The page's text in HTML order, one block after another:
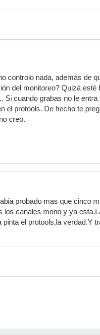
controlo nada, además de
del monitoreo? Quizá esté
Si cuando grabas no le
el protools. De hecho te
creo.
probado mas que cinco
los canales mono y ya
el protools,la verdad.Y